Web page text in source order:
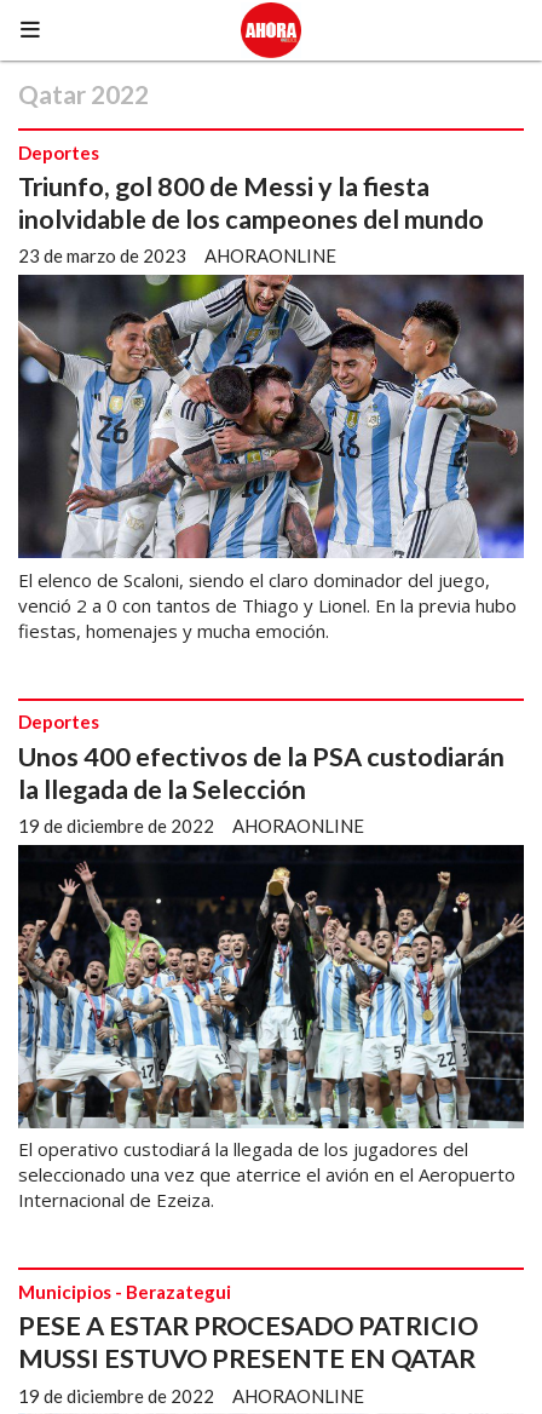
Qatar 2022
Triunfo, gol 800 de Messi y la fiesta
inolvidable de los campeones del mundo
AHORAONLINE
Deportes
23 de marzo de 2023
El elenco de Scaloni, siendo el claro dominador del juego,
venció 2 a 0 con tantos de Thiago y Lionel. En la previa hubo
fiestas, homenajes y mucha emoción.
Unos 400 efectivos de la PSA custodiarán
la llegada de la Selección
AHORAONLINE
Deportes
19 de diciembre de 2022
El operativo custodiará la llegada de los jugadores del
seleccionado una vez que aterrice el avión en el Aeropuerto
Internacional de Ezeiza.
PESE A ESTAR PROCESADO PATRICIO
MUSSI ESTUVO PRESENTE EN QATAR
AHORAONLINE
Municipios - Berazategui
19 de diciembre de 2022